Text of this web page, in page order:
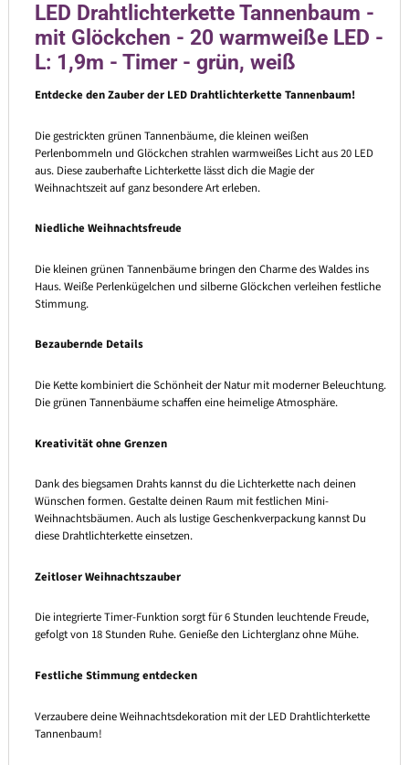
LED Drahtlichterkette Tannenbaum -
mit Glöckchen - 20 warmweiße LED -
L: 1,9m - Timer - grün, weiß
Entdecke den Zauber der LED Drahtlichterkette Tannenbaum!
Die gestrickten grünen Tannenbäume, die kleinen weißen
Perlenbommeln und Glöckchen strahlen warmweißes Licht aus 20 LED
aus. Diese zauberhafte Lichterkette lässt dich die Magie der
Weihnachtszeit auf ganz besondere Art erleben.
Niedliche Weihnachtsfreude
Die kleinen grünen Tannenbäume bringen den Charme des Waldes ins
Haus. Weiße Perlenkügelchen und silberne Glöckchen verleihen festliche
Stimmung.
Bezaubernde Details
Die Kette kombiniert die Schönheit der Natur mit moderner Beleuchtung.
Die grünen Tannenbäume schaffen eine heimelige Atmosphäre.
Kreativität ohne Grenzen
Dank des biegsamen Drahts kannst du die Lichterkette nach deinen
Wünschen formen. Gestalte deinen Raum mit festlichen Mini-
Weihnachtsbäumen. Auch als lustige Geschenkverpackung kannst Du
diese Drahtlichterkette einsetzen.
Zeitloser Weihnachtszauber
Die integrierte Timer-Funktion sorgt für 6 Stunden leuchtende Freude,
gefolgt von 18 Stunden Ruhe. Genieße den Lichterglanz ohne Mühe.
Festliche Stimmung entdecken
Verzaubere deine Weihnachtsdekoration mit der LED Drahtlichterkette
Tannenbaum!